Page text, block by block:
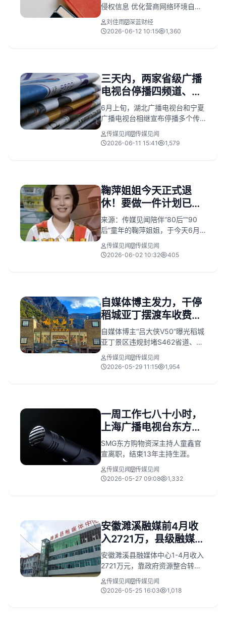
营利权限，关闭假冒仿
冒新闻单位账号
侵权信息 优化营商网络环境自律
公约》，明确清理虚假不实信息
及侵权内容，打击水军与非法牟
刘佳雨 深蓝财经
2026-06-12 10:15
1,360
三天内，两家省级广播
电视台停播四频道、五
频率！转向新媒体
6月上旬，湖北广播电视台和宁夏
广播电视台相继宣布停播多个传
统电视频道与广播频率。
传媒见闻
传媒见闻
2026-06-11 15:41
1,579
鞠萍姐姐今天正式退
休！要做一件计划已久
的大事
来源：传媒见闻陪伴“80后”“90
后”童年的鞠萍姐姐，于今天6月1
日正式退休！此前，中央电视台
少儿频道主持人鞠萍公布了自己
非常荣幸。”鞠萍笑着说。消息一
出，很多“80后”“90...
传媒见闻
传媒见闻
2026-06-02 10:32
405
自媒体博主发力，干停
稻城亚丁摆渡车收费！
网友：做了焦点访谈的
事
自媒体博主“吕大侠V50”曝光稻城
亚丁景区违规封堵S462省道、强
制游客购买120元观光车票问题，
引发全网热议；四川省及甘孜州
督力量对公共文旅服务治理的倒
逼效应，被网友类比《焦点访
传媒见闻
传媒见闻
2026-05-29 11:15
1,954
一周工作七八十小时，
上海广播电视台东方购
物资深主持人童鑫离职
SMG东方购物资深主持人童鑫官
宣离职，结束13年主持生涯。
传媒见闻
传媒见闻
2026-05-27 09:08
1,332
安徽濉溪融媒前4月收
入2721万，县级融媒体
正加速分化
安徽濉溪县融媒体中心1-4月收入
2721万元，靠政府资源整合转型
“县域运营平台”。全国县融呈“金
字塔”分化：浙江头部年营收超5
传媒见闻
传媒见闻
2026-05-25 16:03
1,018